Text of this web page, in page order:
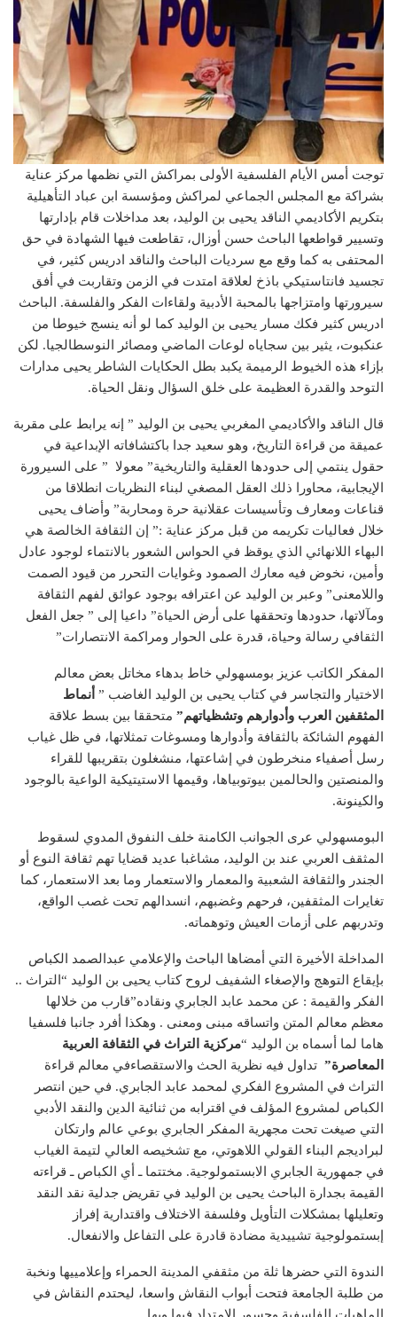
توجت أمس الأيام الفلسفية الأولى بمراكش التي نظمها مركز عناية
بشراكة مع المجلس الجماعي لمراكش ومؤسسة ابن عباد التأهيلية
بتكريم الأكاديمي الناقد يحيى بن الوليد، بعد مداخلات قام بإدارتها
وتسيير قواطعها الباحث حسن أوزال، تقاطعت فيها الشهادة في حق
المحتفى به كما وقع مع سرديات الباحث والناقد ادريس كثير، في
تجسيد فانتاستيكي باذخ لعلاقة امتدت في الزمن وتقاربت في أفق
سيرورتها وامتزاجها بالمحبة الأدبية ولقاءات الفكر والفلسفة. الباحث
ادريس كثير فكك مسار يحيى بن الوليد كما لو أنه ينسج خيوطا من
عنكبوت، يثير بين سجاياه لوعات الماضي ومصائر النوسطالجيا. لكن
بإزاء هذه الخيوط الرميمة يكبد بطل الحكايات الشاطر يحيى مدارات
التوحد والقدرة العظيمة على خلق السؤال ونقل الحياة.
قال الناقد والأكاديمي المغربي يحيى بن الوليد ” إنه يرابط على مقربة
عميقة من قراءة التاريخ، وهو سعيد جدا باكتشافاته الإبداعية في
حقول ينتمي إلى حدودها العقلية والتاريخية” معولا ” على السيرورة
الإيجابية، محاورا ذلك العقل المصغي لبناء النظريات انطلاقا من
قناعات ومعارف وتأسيسات عقلانية حرة ومحاربة” وأضاف يحيى
خلال فعاليات تكريمه من قبل مركز عناية :” إن الثقافة الخالصة هي
البهاء اللانهائي الذي يوقظ في الحواس الشعور بالانتماء لوجود عادل
وأمين، نخوض فيه معارك الصمود وغوايات التحرر من قيود الصمت
واللامعنى” وعبر بن الوليد عن اعترافه بوجود عوائق لفهم الثقافة
ومآلاتها، حدودها وتحققها على أرض الحياة” داعيا إلى ” جعل الفعل
الثقافي رسالة وحياة، قدرة على الحوار ومراكمة الانتصارات”
المفكر الكاتب عزيز بومسهولي خاط بدهاء مخاتل بعض معالم
الاختيار والتجاسر في كتاب يحيى بن الوليد الغاضب ” أنماط
المثقفين العرب وأدوارهم وتشظياتهم” متحققا بين بسط علاقة
الفهوم الشائكة بالثقافة وأدوارها ومسوغات تمثلاتها، في ظل غياب
رسل أصفياء منخرطون في إشاعتها، منشغلون بتقريبها للقراء
والمنصتين والحالمين بيوتوبياها، وقيمها الاستيتيكية الواعية بالوجود
والكينونة.
البومسهولي عرى الجوانب الكامنة خلف النفوق المدوي لسقوط
المثقف العربي عند بن الوليد، مشاغبا عديد قضايا تهم ثقافة النوع أو
الجندر والثقافة الشعبية والمعمار والاستعمار وما بعد الاستعمار، كما
تغايرات المثقفين، فرحهم وغضبهم، انسدالهم تحت غصب الواقع،
وتدربهم على أزمات العيش وتوهماته.
المداخلة الأخيرة التي أمضاها الباحث والإعلامي عبدالصمد الكباص
بإيقاع التوهج والإصغاء الشفيف لروح كتاب يحيى بن الوليد “التراث ..
الفكر والقيمة : عن محمد عابد الجابري ونقاده”قارب من خلالها
معظم معالم المتن واتساقه مبنى ومعنى . وهكذا أفرد جانبا فلسفيا
هاما لما أسماه بن الوليد “مركزية التراث في الثقافة العربية
المعاصرة” تداول فيه نظرية الحث والاستقصاءفي معالم قراءة
التراث في المشروع الفكري لمحمد عابد الجابري. في حين انتصر
الكباص لمشروع المؤلف في اقترابه من ثنائية الدين والنقد الأدبي
التي صيغت تحت مجهرية المفكر الجابري بوعي عالم وارتكان
لبراديجم البناء القولي اللاهوتي، مع تشخيصه العالي لتيمة الغياب
في جمهورية الجابري الابستمولوجية. مختتما ـ أي الكباص ـ قراءته
القيمة بجدارة الباحث يحيى بن الوليد في تقريض جدلية نقد النقد
وتعليلها بمشكلات التأويل وفلسفة الاختلاف واقتدارية إفراز
إبستمولوجية تشييدية مضادة قادرة على التفاعل والانفعال.
الندوة التي حضرها ثلة من مثقفي المدينة الحمراء وإعلامييها ونخبة
من طلبة الجامعة فتحت أبواب النقاش واسعا، ليحتدم النقاش في